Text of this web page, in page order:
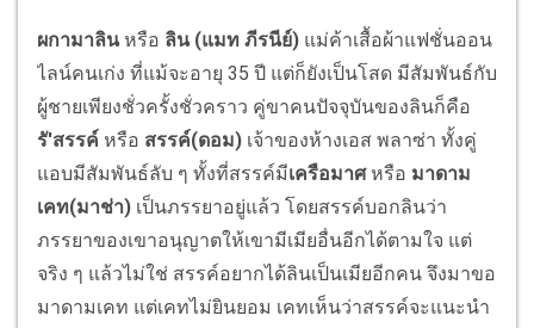
ผกามาลินหรือ ลิน (แมท ภีรนีย์) แม่ค้าเสื้อผ้าแฟชั่นออน
ไลน์คนเก่ง ที่แม้จะอายุ 35 ปี แต่ก็ยังเป็นโสด มีสัมพันธ์กับ
ผู้ชายเพียงชั่วครั้งชั่วคราว คู่ขาคนปัจจุบันของลินก็คือ
รั'สรรค์ หรือ สรรค์(ดอม) เจ้าของห้างเอส พลาซ่า ทั้งคู่
แอบมีสัมพันธ์ลับ ๆ ทั้งที่สรรค์มีเครือมาศหรือ มาดาม
เคท(มาช่า) เป็นภรรยาอยู่แล้ว โดยสรรค์บอกลินว่า
ภรรยาของเขาอนุญาตให้เขามีเมียอื่นอีกได้ตามใจ แต่
จริง ๆ แล้วไม่ใช่ สรรค์อยากได้ลินเป็นเมียอีกคน จึงมาขอ
มาดามเคท แต่เคทไม่ยินยอม เคทเห็นว่าสรรค์จะแนะนำ